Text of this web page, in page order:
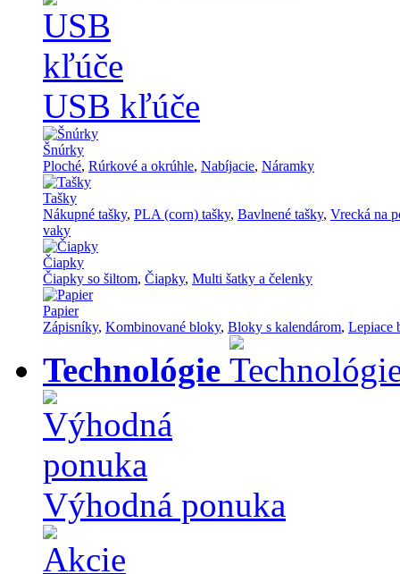
USB kľúče
Šnúrky
Ploché, Rúrkové a okrúhle, Nabíjacie, Náramky
Tašky
Nákupné tašky, PLA (corn) tašky, Bavlnené tašky, Vrecká na
vaky
Čiapky
Čiapky so šiltom, Čiapky, Multi šatky a čelenky
Papier
Zápisníky, Kombinované bloky, Bloky s kalendárom, Lepiace
Technológie
Výhodná ponuka